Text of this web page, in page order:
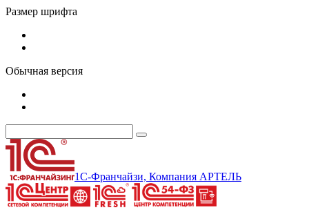
Размер шрифта
Обычная версия
1С-Франчайзи, Компания АРТЕЛЬ